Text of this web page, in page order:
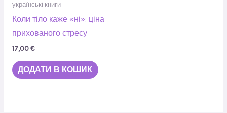
українські книги
Коли тіло каже «ні»: ціна
прихованого стресу
17,00€
ДОДАТИ В КОШИК